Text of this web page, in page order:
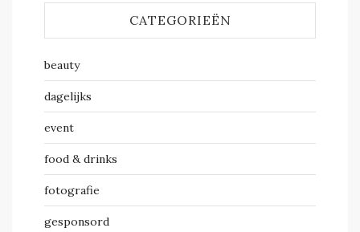
CATEGORIEËN
beauty
dagelijks
event
food & drinks
fotografie
gesponsord